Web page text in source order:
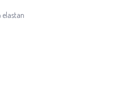
elastan